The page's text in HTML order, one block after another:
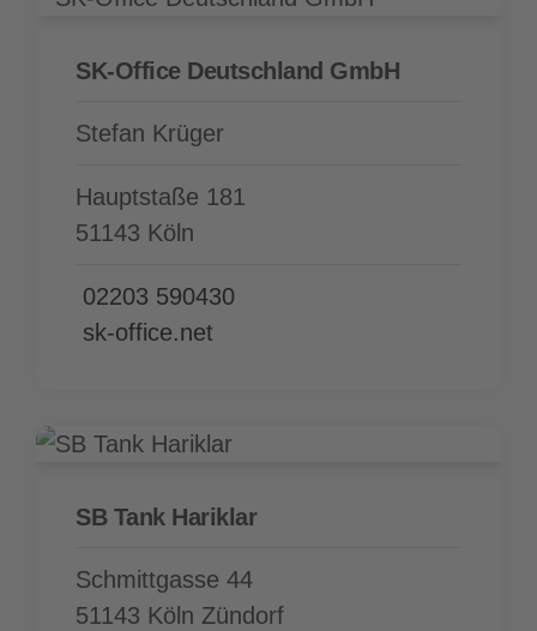
SK-Office Deutschland GmbH
Stefan Krüger
Hauptstaße 181
51143 Köln
02203 590430
sk-office.net
SB Tank Hariklar
Schmittgasse 44
51143 Köln Zündorf